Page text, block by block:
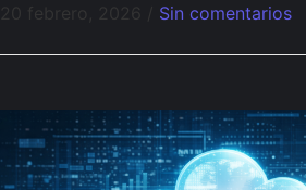
20 febrero, 2026 Sin comentarios